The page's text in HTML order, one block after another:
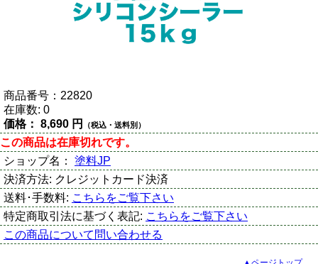
商品番号： 22820
在庫数: 0
価格： 8,690 円 （税込・送料別）
この商品は在庫切れです。
ショップ名： 塗料JP
決済方法: クレジットカード決済
送料･手数料: こちらをご覧下さい
特定商取引法に基づく表記: こちらをご覧下さい
この商品について問い合わせる